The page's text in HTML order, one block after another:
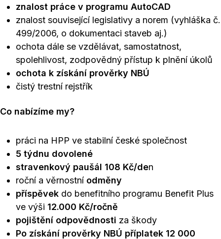
znalost práce v programu AutoCAD
znalost související legislativy a norem (vyhláška č.
499/2006, o dokumentaci staveb aj.)
ochota dále se vzdělávat, samostatnost,
spolehlivost, zodpovědný přístup k plnění úkolů
ochota k získání prověrky NBÚ
čistý trestní rejstřík
Co nabízíme my?
práci na HPP ve stabilní české společnost
5 týdnu dovolené
stravenkový paušál 108 Kč/den
roční a věrnostní odměny
příspěvek do benefitního programu Benefit Plus
ve výši 12.000 Kč/ročně
pojištění odpovědnosti za škody
Po získání prověrky NBÚ příplatek 12 000